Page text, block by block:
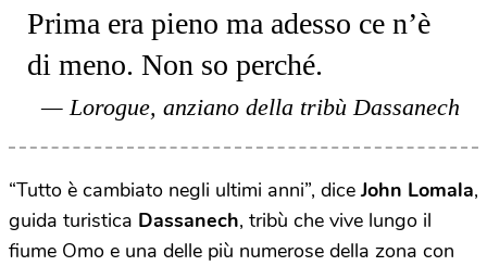
Prima era pieno ma adesso ce n’è
di meno. Non so perché.
Lorogue, anziano della tribù Dassanech
“Tutto è cambiato negli ultimi anni”, diceJohn Lomala,
guida turistica Dassanech, tribù che vive lungo il
fiume Omo e una delle più numerose della zona con